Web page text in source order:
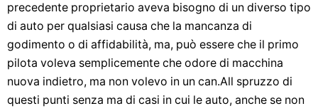
precedente proprietario aveva bisogno di un diverso tipo
di auto per qualsiasi causa che la mancanza di
godimento o di affidabilità, ma, può essere che il primo
pilota voleva semplicemente che odore di macchina
nuova indietro, ma non volevo in un can.All spruzzo di
questi punti senza ma di casi in cui le auto, anche se non